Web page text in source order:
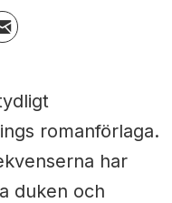
romanförlaga.
har
duken och